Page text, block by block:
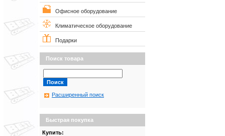
Офисное оборудование
Климатическое оборудование
Подарки
Поиск товара
Расширенный поиск
Быстрая покупка
Купить: